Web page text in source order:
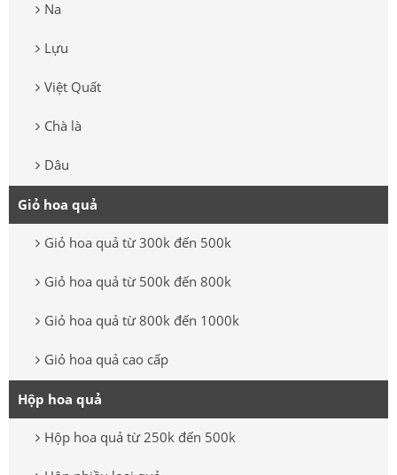
Na
Lựu
Việt Quất
Chà là
Dâu
Giỏ hoa quả
Giỏ hoa quả từ 300k đến 500k
Giỏ hoa quả từ 500k đến 800k
Giỏ hoa quả từ 800k đến 1000k
Giỏ hoa quả cao cấp
Hộp hoa quả
Hộp hoa quả từ 250k đến 500k